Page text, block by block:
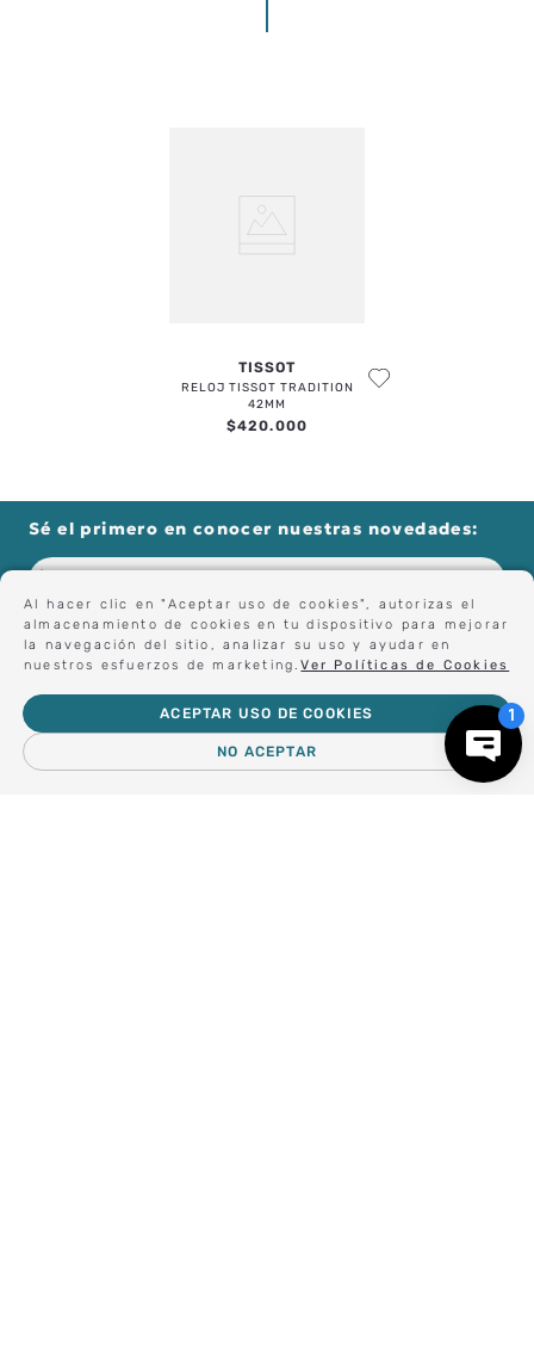
Al hacer clic en "Aceptar uso de cookies", autorizas el
almacenamiento de cookies en tu dispositivo para mejorar
la navegación del sitio, analizar su uso y ayudar en
nuestros esfuerzos de marketing.Ver Políticas de Cookies
NO ACEPTAR
ACEPTAR USO DE COOKIES
ENVIAR COMENTARIO
TISSOT
RELOJ TISSOT TRADITION
42MM
$420.000
Sé el primero en conocer nuestras novedades:
Forma parte de nuestros clientes exclusivos.
Centro de Ayuda